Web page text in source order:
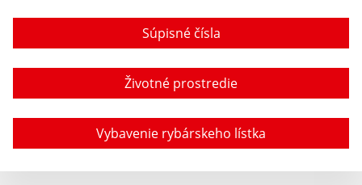
Súpisné čísla
Životné prostredie
Vybavenie rybárskeho lístka